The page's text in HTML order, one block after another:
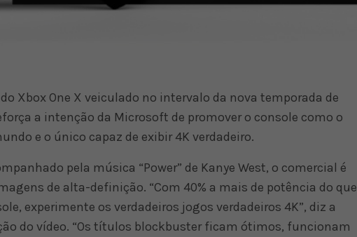
Xbox One X veiculado no intervalo da nova temporada de
a intenção da Microsoft de promover o console como o
e o único capaz de exibir 4K verdadeiro.
pela música “Power” de Kanye West, o comercial é
de alta-definição. “Com 40% a mais de potência do que
experimente os verdadeiros jogos verdadeiros 4K”, diz a
do vídeo. “Os títulos blockbuster ficam ótimos, funcionam